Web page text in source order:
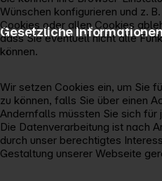
Wünschen konfigurieren und z.
Cookies oder allen Cookies
dass Sie eventuell nicht alle
können.
Wir setzen Cookies ein, um Sie
zu können, falls Sie über einen
Andernfalls müssten Sie sich für
Die Datenverarbeitung ist nach
durch unser berechtigtes
Gestaltung unserer Webseite
Gesetzliche Informationen